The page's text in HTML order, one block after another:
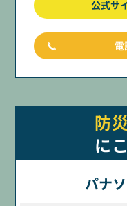
公式サ
電
防
に
パナ